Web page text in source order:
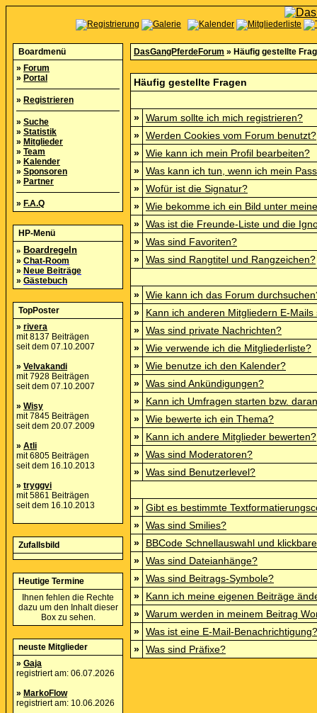
Boardmenü
» Forum
» Portal
» Registrieren
» Suche
» Statistik
» Mitglieder
» Team
» Kalender
» Sponsoren
» Partner
» F.A.Q
HP-Menü
» Boardregeln
» Chat-Room
» Neue Beiträge
» Gästebuch
TopPoster
» rivera
mit 8137 Beiträgen
seit dem 07.10.2007
» Velvakandi
mit 7928 Beiträgen
seit dem 07.10.2007
» Wisy
mit 7845 Beiträgen
seit dem 20.07.2009
» Atli
mit 6805 Beiträgen
seit dem 16.10.2013
» tryggvi
mit 5861 Beiträgen
seit dem 16.10.2013
Zufallsbild
Heutige Termine
Ihnen fehlen die Rechte
dazu um den Inhalt dieser
Box zu sehen.
neuste Mitglieder
» Gaja
registriert am: 06.07.2026
» MarkoFlow
registriert am: 10.06.2026
DasGangPferdeForum » Häufig gestellte
Häufig gestellte Fragen
» Warum sollte ich mich registrieren?
» Werden Cookies vom Forum benutzt?
» Wie kann ich mein Profil bearbeiten?
» Was kann ich tun, wenn ich mein
» Wofür ist die Signatur?
» Wie bekomme ich ein Bild unter
» Was ist die Freunde-Liste und die
» Was sind Favoriten?
» Was sind Rangtitel und Rangzeichen?
» Wie kann ich das Forum
»
Kann ich anderen Mitgliedern E-Mails
» Was sind private Nachrichten?
» Wie verwende ich die Mitgliederliste?
» Wie benutze ich den Kalender?
» Was sind Ankündigungen?
»
Kann ich Umfragen starten bzw.
» Wie bewerte ich ein Thema?
»
Kann ich andere Mitglieder bewerten?
» Was sind Moderatoren?
» Was sind Benutzerlevel?
» Gibt es bestimmte
» Was sind Smilies?
»
BBCode Schnellauswahl und
» Was sind Dateianhänge?
» Was sind Beitrags-Symbole?
»
Kann ich meine eigenen Beiträge
» Warum werden in meinem Beitrag
» Was ist eine E-Mail-Benachrichtigung?
» Was sind Präfixe?